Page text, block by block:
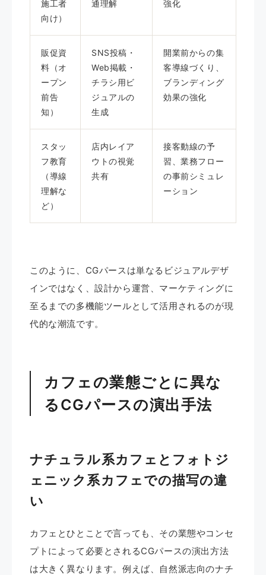
施工者
向け）
通理解 強化
販促資
料（オ
ープン
前告
知）
SNS投稿・
Web掲載・
チラシ用ビ
ジュアルの
生成
開業前からの集
客導線づくり、
ブランディング
効果の強化
スタッ
フ教育
（導線
理解な
ど）
店内レイア
ウトの視覚
共有
接客動線の予
習、業務フロー
の事前シミュレ
ーション
このように、CGパースは単なるビジュアルデザ
インではなく、設計から運営、マーケティングに
至るまでの多機能ツールとして活用されるのが現
代的な潮流です。
カフェの業態ごとに異な
るCGパースの演出手法
ナチュラル系カフェとフォトジ
ェニック系カフェでの描写の違
い
カフェとひとことで言っても、その業態やコンセ
プトによって必要とされるCGパースの演出方法
は大きく異なります。例えば、自然派志向のナチ